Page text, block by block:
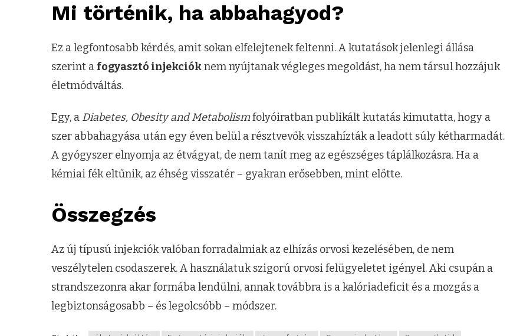
Mi történik, ha abbahagyod?
Ez a legfontosabb kérdés, amit sokan elfelejtenek feltenni. A kutatások jelenlegi állása
szerint a fogyasztó injekcióknem nyújtanak végleges megoldást, ha nem társul hozzájuk
életmódváltás.
Egy, a Diabetes, Obesity and Metabolismfolyóiratban publikált kutatás kimutatta, hogy a
szer abbahagyása után egy éven belül a résztvevők visszahízták a leadott súly kétharmadát.
A gyógyszer elnyomja az étvágyat, de nem tanít meg az egészséges táplálkozásra. Ha a
kémiai fék eltűnik, az éhség visszatér – gyakran erősebben, mint előtte.
Összegzés
Az új típusú injekciók valóban forradalmiak az elhízás orvosi kezelésében, de nem
veszélytelen csodaszerek. A használatuk szigorú orvosi felügyeletet igényel. Aki csupán a
strandszezonra akar formába lendülni, annak továbbra is a kalóriadeficit és a mozgás a
legbiztonságosabb – és legolcsóbb – módszer.